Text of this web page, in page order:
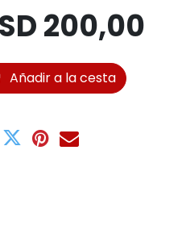
200,00
Añadir a la cesta